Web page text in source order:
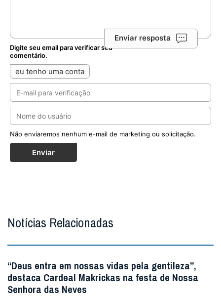
Enviar resposta
Digite seu email para verificar seu
comentário.
eu tenho uma conta
Não enviaremos nenhum e-mail de marketing ou solicitação.
Enviar
Notícias Relacionadas
“Deus entra em nossas vidas pela gentileza”,
destaca Cardeal Makrickas na festa de Nossa
Senhora das Neves